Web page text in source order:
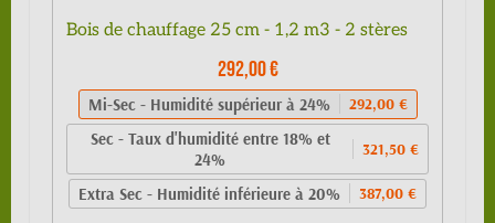
Bois de chauffage 25 cm - 1,2 m3 - 2 stères
292,00 €
Mi-Sec - Humidité supérieur à 24% 292,00 €
Sec - Taux d'humidité entre 18% et
24%
321,50 €
Extra Sec - Humidité inférieure à 20% 387,00 €